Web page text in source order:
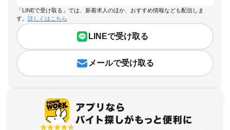
「LINEで受け取る」では、新着求人のほか、おすすめ情報なども配信しま
す。 詳しくはこちら
LINEで受け取る
メールで受け取る